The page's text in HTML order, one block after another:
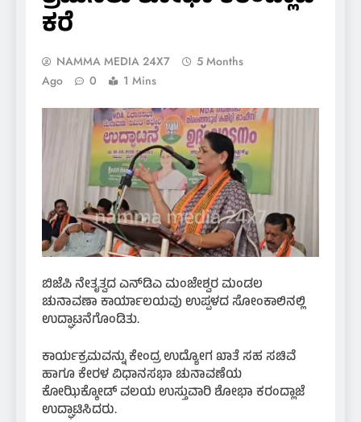
ಕರೆ
NAMMA MEDIA 24X7
5 Months
Ago
0 1 Mins
ಬಿಜೆಪಿ ನೇತೃತ್ವದ ಎನ್‌ಡಿಎ ಮಂಜೇಶ್ವರ ಮಂಡಲ
ಚುನಾವಣಾ ಕಾರ್ಯಾಲಯವು ಉಪ್ಪಳದ ಸೋಂಕಾಲಿನಲ್ಲಿ
ಉದ್ಘಾಟನೆಗೊಂಡಿತು.
ಕಾರ್ಯಕ್ರಮವನ್ನು ಕೇಂದ್ರ ಉದ್ಯೋಗ ಖಾತೆ ಸಹ ಸಚಿವೆ
ಹಾಗೂ ಕೇರಳ ವಿಧಾನಸಭಾ ಚುನಾವಣೆಯ
ಕೋಝಿಕ್ಕೋಡ್ ವಲಯ ಉಸ್ತುವಾರಿ ಶೋಭಾ ಕರಂದ್ಲಾಜೆ
ಉದ್ಘಾಟಿಸಿದರು.